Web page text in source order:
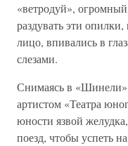
«ветродуй»,
раздувать эти
лицо, впивались в
слезами.
Снимаясь в
артистом «Театра
юности язвой
поезд, чтобы успеть